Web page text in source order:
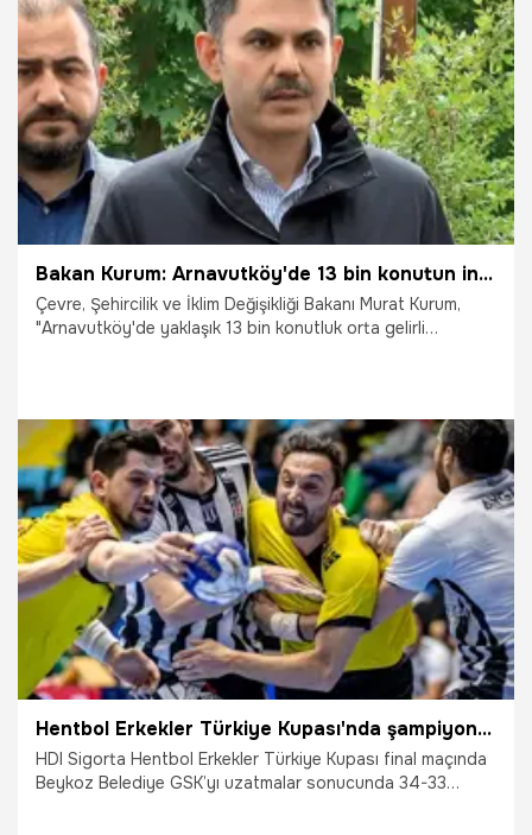
2.09.2023 Gündem
Bakan Kurum: Arnavutköy'de 13 bin konutun inşası başlıyor
Çevre, Şehircilik ve İklim Değişikliği Bakanı Murat Kurum,
"Arnavutköy'de yaklaşık 13 bin konutluk orta gelirli
kardeşlerimiz ev sahibi olabilecekler" dedi.
19.05.2023 Ekonomi
Hentbol Erkekler Türkiye Kupası'nda şampiyon Beşiktaş
HDI Sigorta Hentbol Erkekler Türkiye Kupası final maçında
Beykoz Belediye GSK’yı uzatmalar sonucunda 34-33